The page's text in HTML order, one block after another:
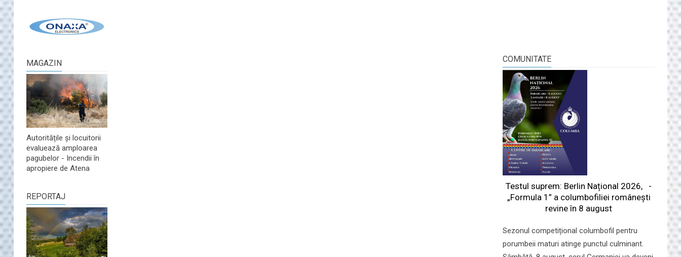
MAGAZIN
Autoritățile și locuitorii
evaluează amploarea
pagubelor - Incendii în
apropiere de Atena
REPORTAJ
COMUNITATE
Testul suprem: Berlin Național 2026, -
„Formula 1” a columbofiliei româneşti
revine în 8 august
Sezonul competițional columbofil pentru
porumbeii maturi atinge punctul culminant.